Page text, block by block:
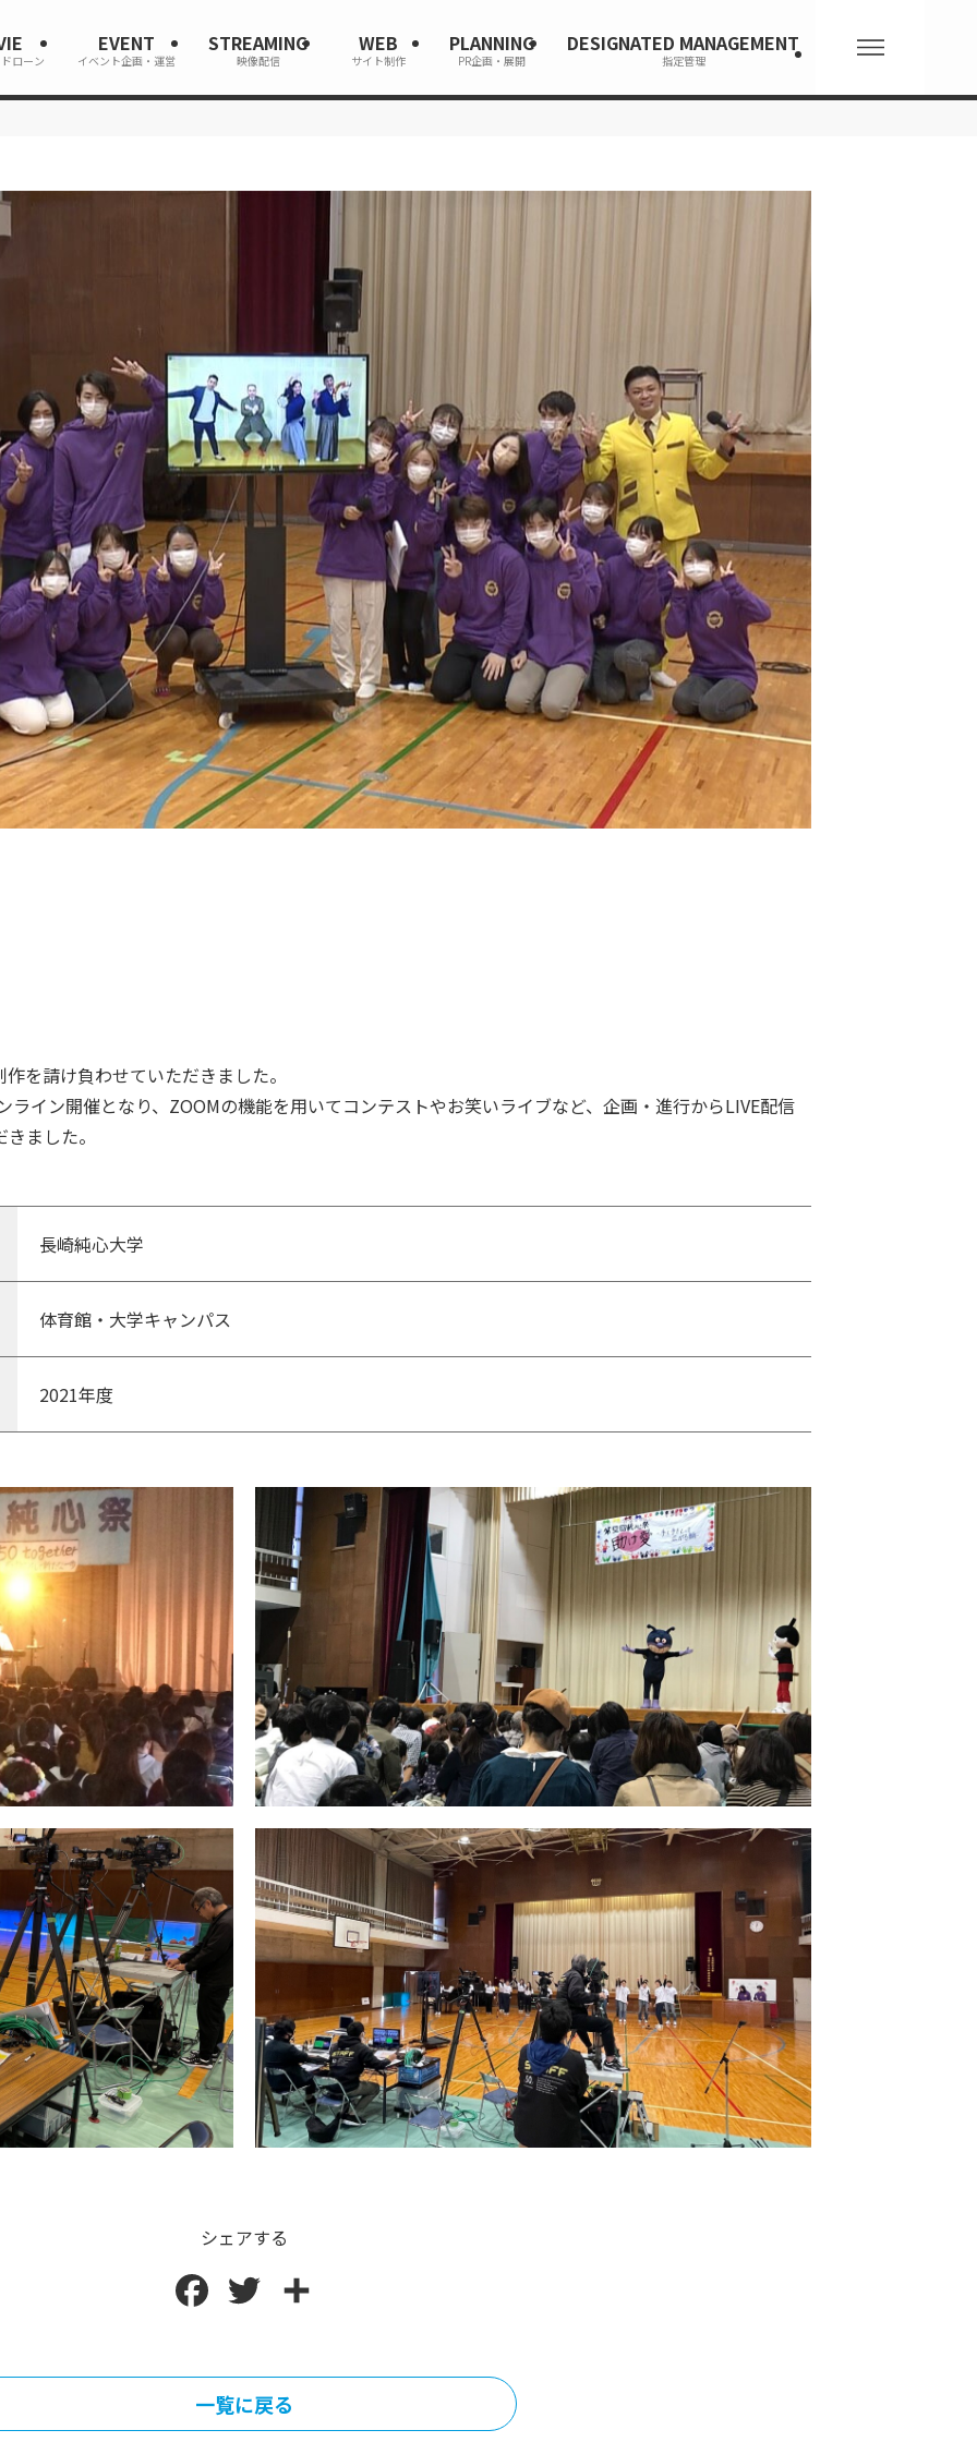
ローン
EVENT
イベント企画・運営
STREAMING
映像配信
WEB
サイト制作
PLANNING
PR企画・展開
DESIGNATED MANAGEMENT
指定管理
を請け負わせていただきました。
イン開催となり、ZOOMの機能を用いてコンテストやお笑いライブなど、企画・進行からLIVE配信
ました。
長崎純心大学
体育館・大学キャンパス
2021年度
シェアする
c
e
i
t
一覧に戻る